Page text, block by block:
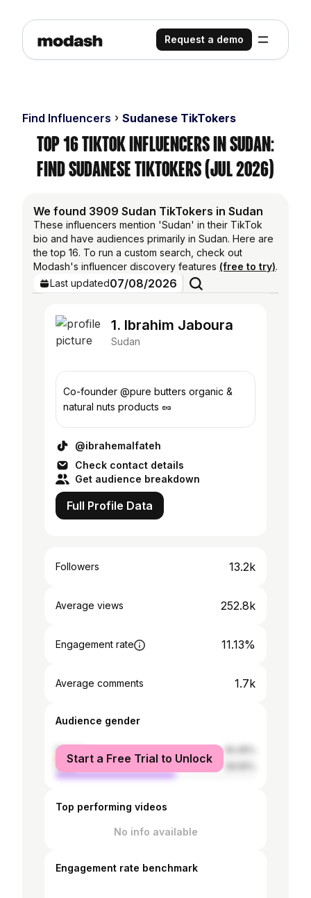
Request a demo
Find Influencers Sudanese TikTokers
Top 16 TikTok Influencers in Sudan:
Find Sudanese TikTokers (Jul 2026)
We found 3909 Sudan TikTokers in Sudan
These influencers mention 'Sudan' in their TikTok
bio and have audiences primarily in Sudan. Here are
the top 16. To run a custom search, check out
Modash's influencer discovery features (free to try).
Last updated07/08/2026
1. Ibrahim Jaboura
Sudan
Co-founder @pure butters organic &
natural nuts products 🥜
@ibrahemalfateh
Check contact details
Get audience breakdown
Full Profile Data
Followers 13.2k
Average views 252.8k
Engagement rate 11.13%
Average comments 1.7k
Audience gender
female
male
Start a Free Trial to Unlock
Top performing videos
No info available
Engagement rate benchmark